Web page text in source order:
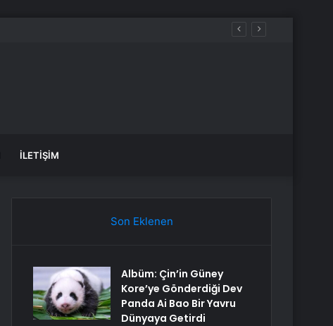
İLETIŞIM
Son Eklenen
Albüm: Çin’in Güney
Kore’ye Gönderdiği Dev
Panda Ai Bao Bir Yavru
Dünyaya Getirdi